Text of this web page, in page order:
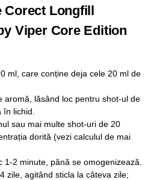
Corect Longfill
Viper Core Edition
ml, care conține deja cele 20 ml de
aromă, lăsând loc pentru shot-ul de
lichid.
sau mai multe shot-uri de 20
dorită (vezi calculul de mai
1-2 minute, până se omogenizează.
zile, agitând sticla la câteva zile;